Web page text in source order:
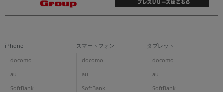
iPhone
docomo
au
SoftBank
スマートフォン
docomo
au
SoftBank
タブレット
docomo
au
SoftBank